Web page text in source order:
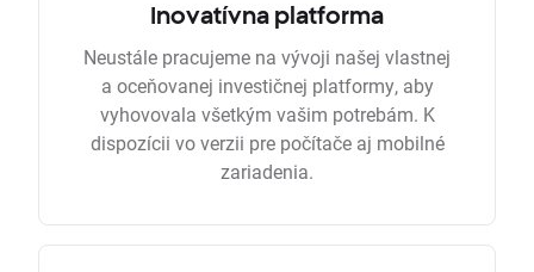
Inovatívna platforma
Neustále pracujeme na vývoji našej vlastnej
a oceňovanej investičnej platformy, aby
vyhovovala všetkým vašim potrebám. K
dispozícii vo verzii pre počítače aj mobilné
zariadenia.